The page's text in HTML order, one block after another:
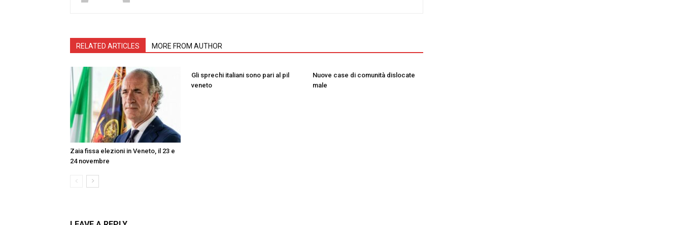
RELATED ARTICLES MORE FROM AUTHOR
Zaia fissa elezioni in Veneto, il 23 e
24 novembre
Gli sprechi italiani sono pari al pil
veneto
Nuove case di comunità dislocate
male